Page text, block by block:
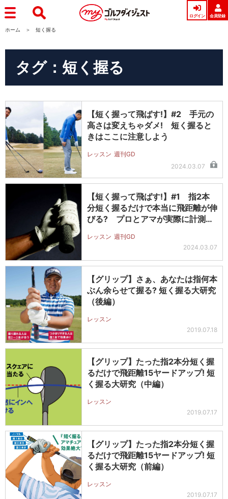
ログイン 会員登録
ホーム 短く握る
タグ：短く握る
【短く握って飛ばす!】#2 手元の
高さは変えちゃダメ! 短く握ると
きはここに注意しよう
レッスン 週刊GD
2024.03.07
【短く握って飛ばす!】#1 指2本
分短く握るだけで本当に飛距離が伸
びる? プロとアマが実際に計測し
レッスン 週刊GD
2024.03.07
【グリップ】さぁ、あなたは指何本
ぶん余らせて握る? 短く握る大研究
（後編）
レッスン
2019.07.18
【グリップ】たった指2本分短く握
るだけで飛距離15ヤードアップ! 短
く握る大研究（中編）
レッスン
2019.07.17
【グリップ】たった指2本分短く握
るだけで飛距離15ヤードアップ! 短
く握る大研究（前編）
レッスン
2019.07.17